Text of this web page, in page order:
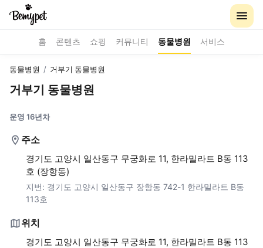
홈 콘텐츠 쇼핑 커뮤니티 동물병원 서비스
동물병원 / 거부기 동물병원
거부기 동물병원
운영 16년차
주소
경기도 고양시 일산동구 무궁화로 11, 한라밀라트 B동 113
호 (장항동)
지번: 경기도 고양시 일산동구 장항동 742-1 한라밀라트 B동
113호
위치
경기도 고양시 일산동구 무궁화로 11, 한라밀라트 B동 113